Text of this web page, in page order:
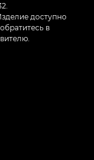
доступно
в